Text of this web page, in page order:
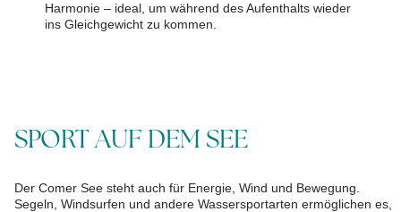
Harmonie – ideal, um während des Aufenthalts wieder
ins Gleichgewicht zu kommen.
SPORT AUF DEM SEE
Der Comer See steht auch für Energie, Wind und Bewegung.
Segeln, Windsurfen und andere Wassersportarten ermöglichen es,